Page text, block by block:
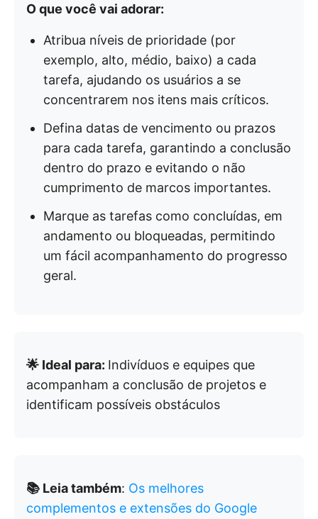
O que você vai adorar:
Atribua níveis de prioridade (por
exemplo, alto, médio, baixo) a cada
tarefa, ajudando os usuários a se
concentrarem nos itens mais críticos.
Defina datas de vencimento ou prazos
para cada tarefa, garantindo a conclusão
dentro do prazo e evitando o não
cumprimento de marcos importantes.
Marque as tarefas como concluídas, em
andamento ou bloqueadas, permitindo
um fácil acompanhamento do progresso
geral.
🌟 Ideal para: Indivíduos e equipes que
acompanham a conclusão de projetos e
identificam possíveis obstáculos
📚 Leia também: Os melhores
complementos e extensões do Google